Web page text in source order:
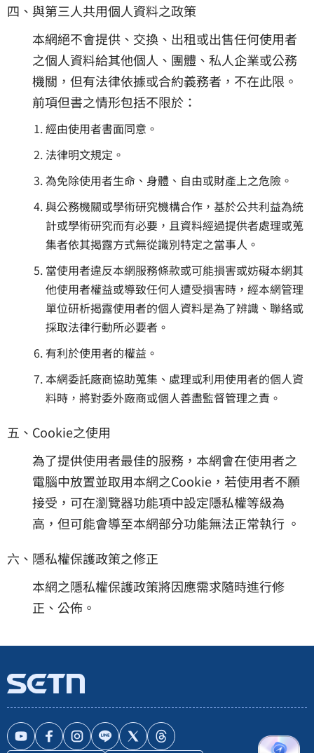
四、與第三人共用個人資料之政策
本網絕不會提供、交換、出租或出售任何使用者
之個人資料給其他個人、團體、私人企業或公務
機關，但有法律依據或合約義務者，不在此限。
前項但書之情形包括不限於：
經由使用者書面同意。
法律明文規定。
為免除使用者生命、身體、自由或財產上之危險。
與公務機關或學術研究機構合作，基於公共利益為統
計或學術研究而有必要，且資料經過提供者處理或蒐
集者依其揭露方式無從識別特定之當事人。
當使用者違反本網服務條款或可能損害或妨礙本網其
他使用者權益或導致任何人遭受損害時，經本網管理
單位研析揭露使用者的個人資料是為了辨識、聯絡或
採取法律行動所必要者。
有利於使用者的權益。
本網委託廠商協助蒐集、處理或利用使用者的個人資
料時，將對委外廠商或個人善盡監督管理之責。
五、Cookie之使用
為了提供使用者最佳的服務，本網會在使用者之
電腦中放置並取用本網之Cookie，若使用者不願
接受，可在瀏覽器功能項中設定隱私權等級為
高，但可能會導至本網部分功能無法正常執行 。
六、隱私權保護政策之修正
本網之隱私權保護政策將因應需求隨時進行修
正、公佈。